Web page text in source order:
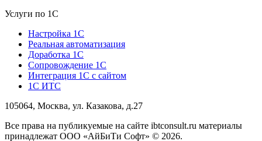
Услуги по 1С
Настройка 1С
Реальная автоматизация
Доработка 1С
Сопровождение 1С
Интеграция 1С с сайтом
1С ИТС
105064, Москва, ул. Казакова, д.27
Все права на публикуемые на сайте ibtconsult.ru материалы
принадлежат ООО «АйБиТи Софт» © 2026.